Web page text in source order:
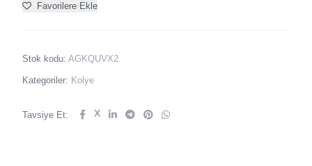
Favorilere Ekle
Stok kodu: AGKQUVX2
Kategoriler: Kolye
Tavsiye Et: X